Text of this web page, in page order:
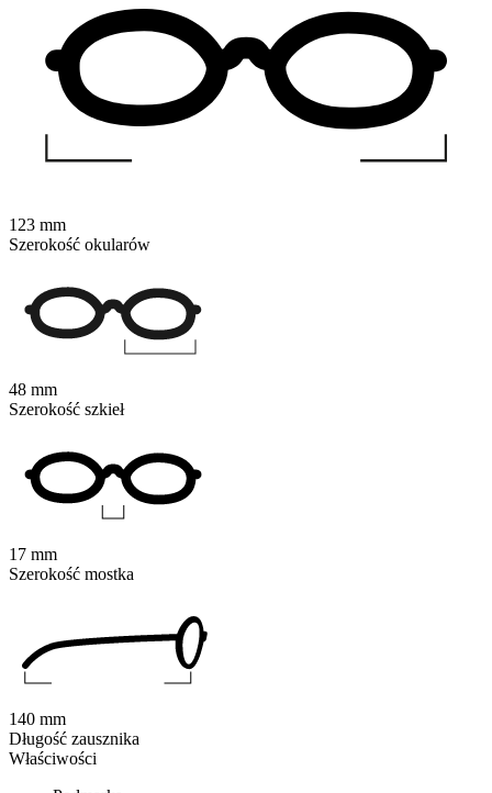
Właściwości
123 mm
Szerokość okularów
48 mm
Szerokość szkieł
17 mm
Szerokość mostka
140 mm
Długość zausznika